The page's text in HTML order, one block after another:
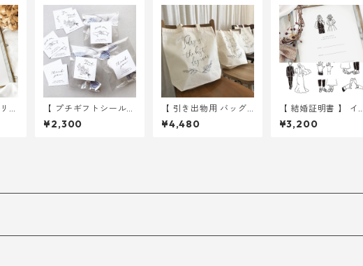
ー
【 プチギフトシール
】 デザイン 3種入り
30枚 ｜ 結婚式 ウェ
¥2,300
【 引き出物用 バッグ
】 オリーブ 10枚 ｜
結婚式 トートバッグ
¥4,480
【 結婚証明書 】 イラ
スト A4 用紙のみ 選べ
る12種 ｜ 結婚式 ウ
¥3,200